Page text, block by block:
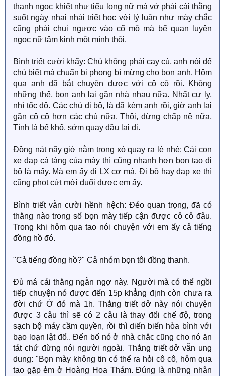
thanh ngọc khiết như tiểu long nữ mà vớ phải cái thằng
suốt ngày nhai nhải triết học với lý luận như mày chắc
cũng phải chui ngược vào cổ mộ mà bế quan luyện
ngọc nữ tâm kinh một mình thôi.
Bình triết cười khẩy: Chú không phải cay cú, anh nói để
chú biết mà chuẩn bị phong bì mừng cho bọn anh. Hôm
qua anh đã bắt chuyện được với cô cô rồi. Không
những thế, bọn anh lại gần nhà nhau nữa. Nhất cự ly,
nhì tốc độ. Các chú đi bộ, là đã kém anh rồi, giờ anh lại
gần cô cô hơn các chú nữa. Thôi, đừng chấp nê nữa,
Tình là bể khổ, sớm quay đầu lại đi.
Đồng nát nãy giờ nằm trong xó quay ra lè nhè: Cái con
xe đạp cà tàng của mày thì cũng nhanh hơn bọn tao đi
bộ là mấy. Mà em ấy đi LX cơ mà. Đi bộ hay đạp xe thì
cũng phọt cứt mới đuổi được em ấy.
Bình triết vẫn cười hềnh hệch: Đéo quan trọng, đã có
thằng nào trong số bọn mày tiếp cận được cô cô đâu.
Trong khi hôm qua tao nói chuyện với em ấy cả tiếng
đồng hồ đó.
"Cả tiếng đồng hồ?" Cả nhóm bọn tôi đồng thanh.
Đù má cái thằng ngẫn ngợ này. Người mà có thể ngồi
tiếp chuyện nó được đến 15p khẳng định còn chưa ra
đời chứ Ở đó mà 1h. Thằng triết dở này nói chuyện
được 3 câu thì sẽ có 2 câu là thay đổi chế độ, trong
sạch bộ máy cầm quyền, rồi thì diến biến hòa bình với
bạo loạn lật đổ.. Đến bố nó ở nhà chắc cũng cho nó ăn
tát chứ đừng nói người ngoài. Thằng triết dở vẫn ung
dung: "Bọn mày không tin có thể ra hỏi cô cô, hôm qua
tao gặp ẻm ở Hoàng Hoa Thám. Đúng là những nhân